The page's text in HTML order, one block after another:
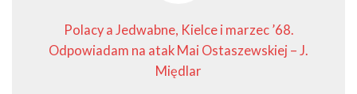
Polacy a Jedwabne, Kielce i marzec ’68.
Odpowiadam na atak Mai Ostaszewskiej – J.
Międlar